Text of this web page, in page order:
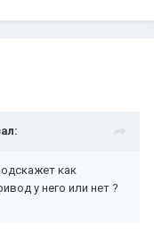
как
у него или нет ?